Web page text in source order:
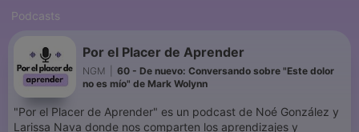
Podcasts
Por el Placer de Aprender
NGM
60 - De nuevo: Conversando sobre "Este dolor
no es mío" de Mark Wolynn
"Por el Placer de Aprender" es un podcast de Noé González y
Larissa Nava donde nos comparten los aprendizajes y